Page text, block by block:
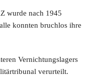
wurde nach 1945
konnten bruchlos ihre
Vernichtungslagers
verurteilt.